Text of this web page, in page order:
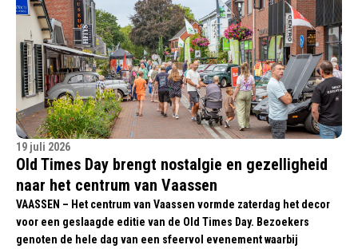
19 juli 2026
Old Times Day brengt nostalgie en gezelligheid
naar het centrum van Vaassen
VAASSEN – Het centrum van Vaassen vormde zaterdag het decor
voor een geslaagde editie van de Old Times Day. Bezoekers
genoten de hele dag van een sfeervol evenement waarbij